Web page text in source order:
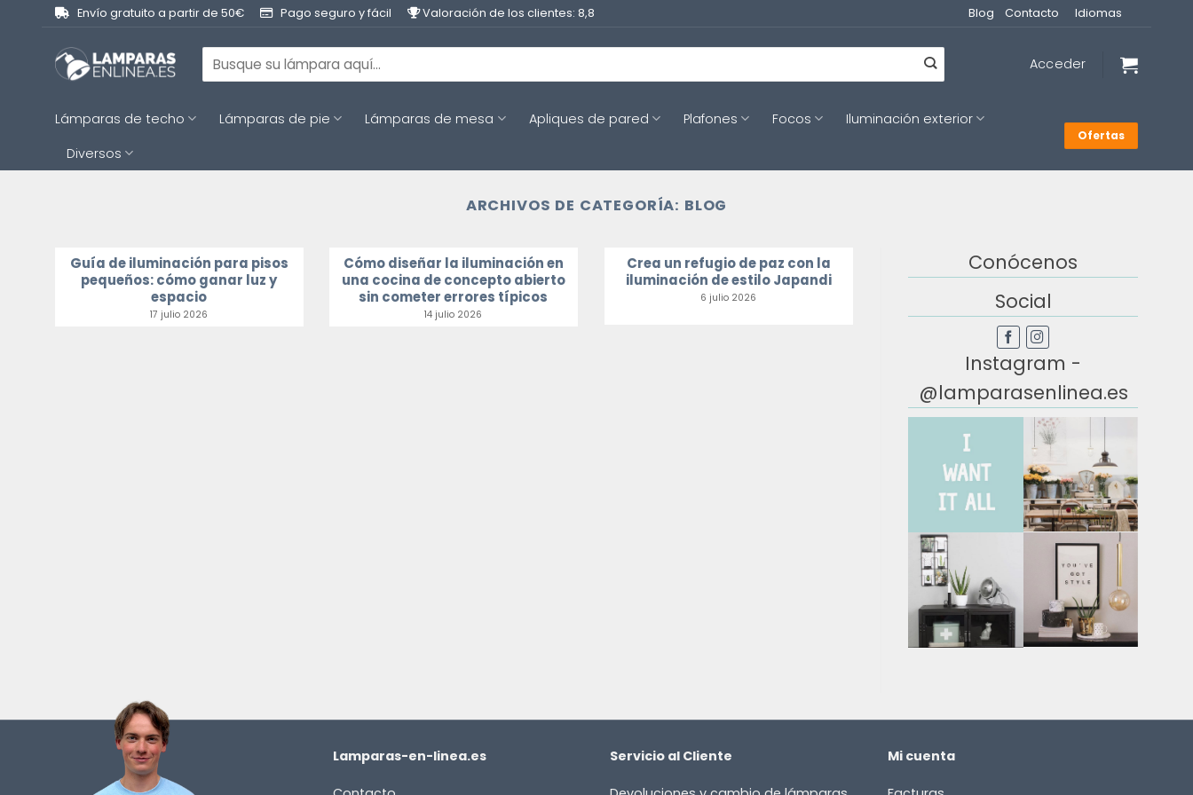
contenido
Envío gratuito a partir de 50€ Pago seguro y fácil Valoración de los clientes: 8,8 Blog Contacto Idiomas
Buscar
por:
Acceder
Lámparas de techo Lámparas de pie Lámparas de mesa Apliques de pared Plafones Focos
Iluminación exterior
Diversos
Ofertas
ARCHIVOS DE CATEGORÍA: BLOG
Guía de iluminación para pisos
pequeños: cómo ganar luz y
espacio
17 julio 2026
Cómo diseñar la iluminación en
una cocina de concepto abierto
sin cometer errores típicos
14 julio 2026
Crea un refugio de paz con la
iluminación de estilo Japandi
6 julio 2026
Conócenos
Social
Instagram -
@lamparasenlinea.es
Lamparas-en-linea.es Servicio al Cliente Mi cuenta